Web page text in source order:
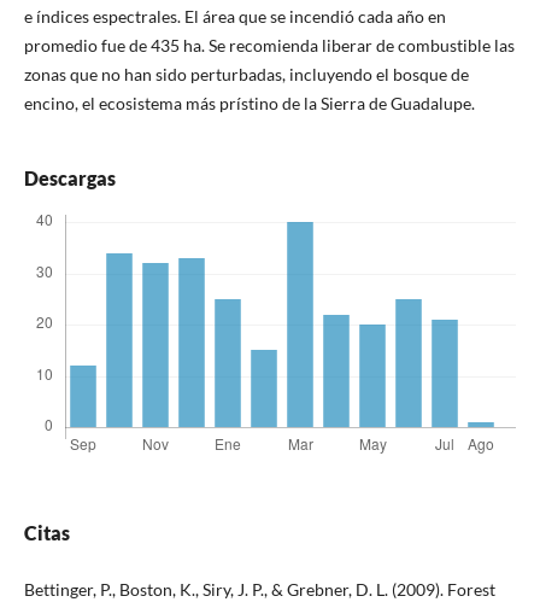
e índices espectrales. El área que se incendió cada año en
promedio fue de 435 ha. Se recomienda liberar de combustible las
zonas que no han sido perturbadas, incluyendo el bosque de
encino, el ecosistema más prístino de la Sierra de Guadalupe.
Descargas
Citas
Bettinger, P., Boston, K., Siry, J. P., & Grebner, D. L. (2009). Forest